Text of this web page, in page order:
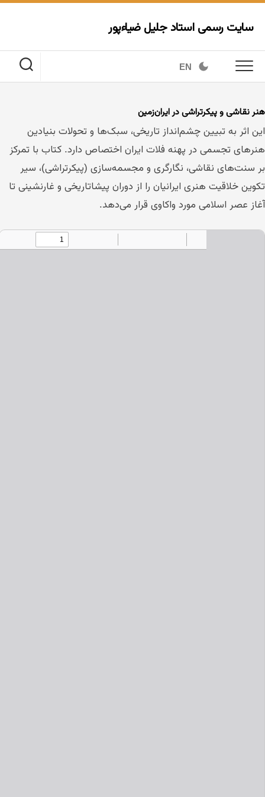
سایت رسمی استاد جلیل ضیاءپور
EN
نقاشی و پیکرتراشی در ایران‌زمین
اثر به تبیین چشم‌انداز تاریخی، سبک‌ها و تحولات بنیادین
تجسمی در پهنه فلات ایران اختصاص دارد. کتاب با تمرکز
سنت‌های نقاشی، نگارگری و مجسمه‌سازی (پیکرتراشی)، سیر
خلاقیت هنری ایرانیان را از دوران پیشاتاریخی و غارنشینی تا
عصر اسلامی مورد واکاوی قرار می‌دهد.